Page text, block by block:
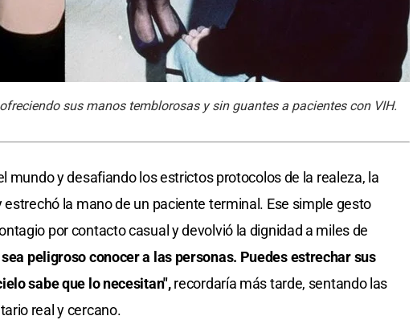
sus manos temblorosas y sin guantes a pacientes con VIH.
mundo y desafiando los estrictos protocolos de la realeza, la
la mano de un paciente terminal. Ese simple gesto
por contacto casual y devolvió la dignidad a miles de
peligroso conocer a las personas. Puedes estrechar sus
sabe que lo necesitan",recordaría más tarde, sentando las
real y cercano.